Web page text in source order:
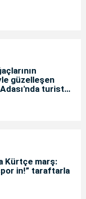
güzelleşen
turist
Kürtçe marş:
in!” taraftarla